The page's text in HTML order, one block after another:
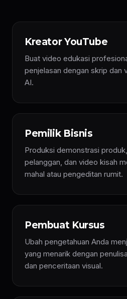
Kreator YouTube
Buat video edukasi
penjelasan dengan skrip dan
AI.
Pemilik Bisnis
Produksi demonstrasi
pelanggan, dan video kisah
mahal atau pengeditan rumit.
Pembuat Kursus
Ubah pengetahuan Anda
yang menarik dengan
dan penceritaan visual.